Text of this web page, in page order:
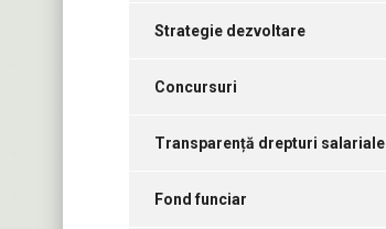
Strategie dezvoltare
Concursuri
Transparență drepturi salariale
Fond funciar